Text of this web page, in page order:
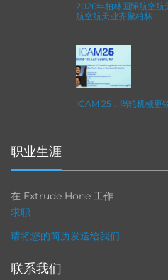
2026年柏林国际航空
航空航天业齐聚柏林
ICAM 25：涡轮机械更
职业生涯
在 Extrude Hone 工作
求职
请将您的简历发送给我们
联系我们